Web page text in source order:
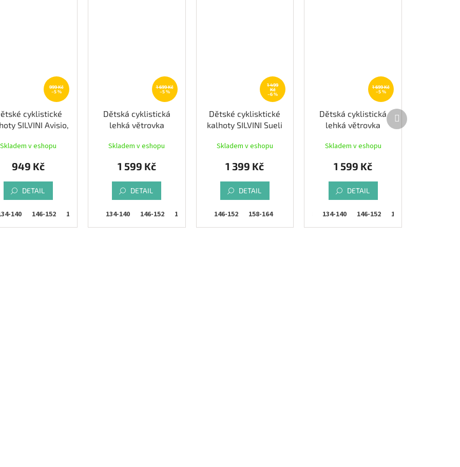
999 Kč
–5 %
cyklistické
SILVINI Avisio,
Skladem v eshopu
949 Kč
DETAIL
140 146-152 158-164
1 699 Kč
–5 %
Dětská cyklistická
lehká větrovka
Skladem v eshopu
1 599 Kč
DETAIL
110-116 134-140 146-152 158-164
1 499
Kč
–6 %
Dětské cyklisktické
kalhoty SILVINI Sueli
Skladem v eshopu
1 399 Kč
DETAIL
146-152 158-164
1 699 Kč
–5 %
Dětská cyklistická
lehká větrovka
pink/plum
Skladem v eshopu
1 599 Kč
DETAIL
110-116 134-140 146-152 158-164
Další
produkt